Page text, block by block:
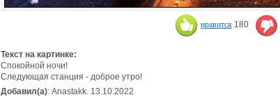
нравится 180
Текст на картинке:
Спокойной ночи!
Следующая станция - доброе утро!
Добавил(а): Anastakk. 13.10.2022